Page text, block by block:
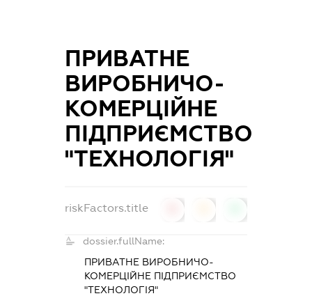
ПРИВАТНЕ
ВИРОБНИЧО-
КОМЕРЦІЙНЕ
ПІДПРИЄМСТВО
"ТЕХНОЛОГІЯ"
riskFactors.title
dossier.fullName:
ПРИВАТНЕ ВИРОБНИЧО-
КОМЕРЦІЙНЕ ПІДПРИЄМСТВО
"ТЕХНОЛОГІЯ"